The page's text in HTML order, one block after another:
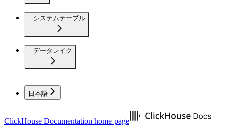
システムテーブル
データレイク
日本語
ClickHouse Documentation home page